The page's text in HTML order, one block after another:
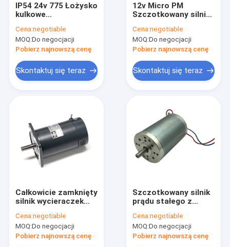
O nas
Wycieczka po fabryce
Aktualności
IP54 24v 775 Łożysko
kulkowe
prądu stałego 2
bieguny 3500
obr./min
Cena:negotiable
MOQ:Do negocjacji
Pobierz najnowszą cenę
Skontaktuj się teraz
12v Micro PM
Szczotkowany silnik
Przekładnia
planetarna o
wysokim momencie
prądu stałego o
niskich obrotach 80
Cena:negotiable
MOQ:Do negocjacji
Pobierz najnowszą cenę
Skontaktuj się teraz
Całkowicie zamknięty
silnik wycieraczek
12v 24v do autobusu
koparki autokarowej
Cena:negotiable
MOQ:Do negocjacji
Pobierz najnowszą cenę
Szczotkowany silnik
prądu stałego z
wysokim momencie
obrotowym 12 V o
średnicy 42 mm
Cena:negotiable
MOQ:Do negocjacji
Pobierz najnowszą cenę